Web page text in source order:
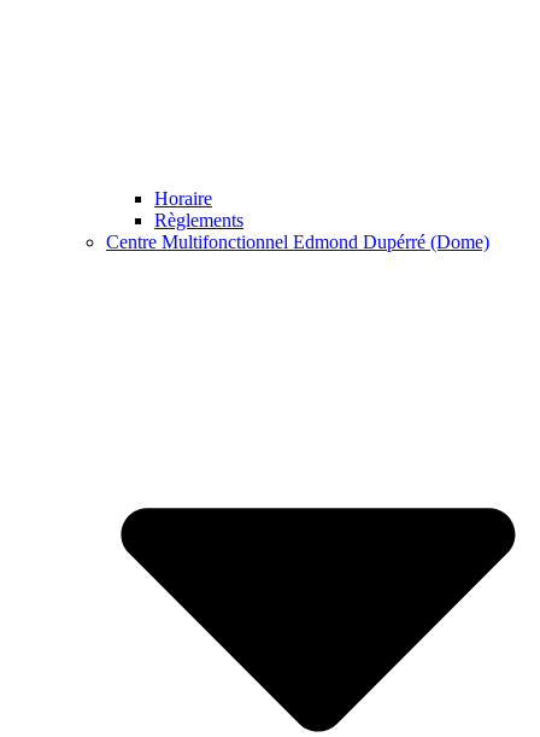
Horaire
Règlements
Centre Multifonctionnel Edmond Dupérré (Dome)